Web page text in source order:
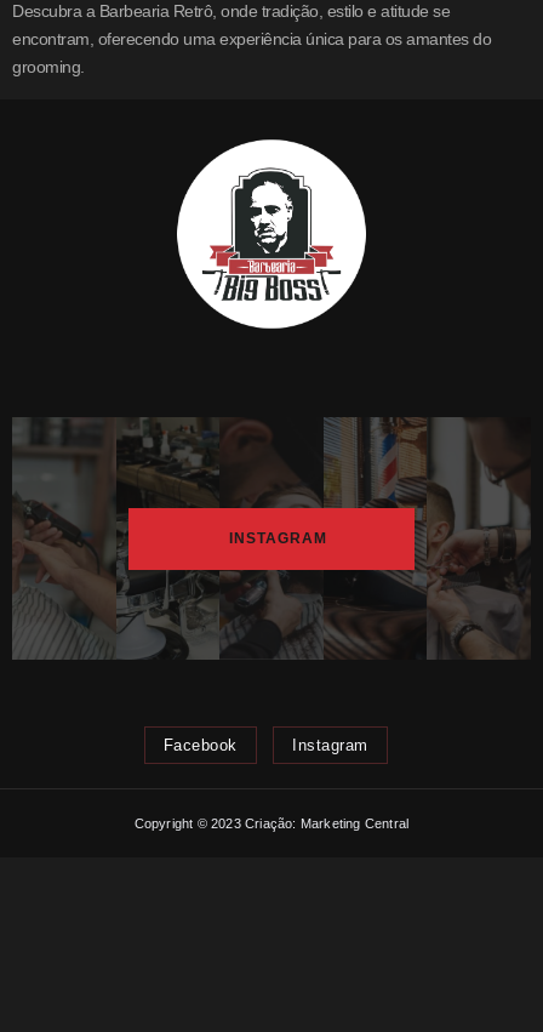
Descubra a Barbearia Retrô, onde tradição, estilo e atitude se
encontram, oferecendo uma experiência única para os amantes do
grooming.
INSTAGRAM
Facebook Instagram
Copyright © 2023 Criação: Marketing Central